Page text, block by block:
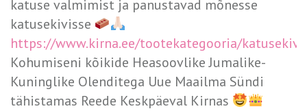
katuse valmimist ja panustavad mõnesse
katusekivisse
https://www.kirna.ee/tootekategooria/
Kohumiseni kõikide Heasoovlike Jumalike-
Kuninglike Olenditega Uue Maailma Sündi
tähistamas Reede Keskpäeval Kirnas